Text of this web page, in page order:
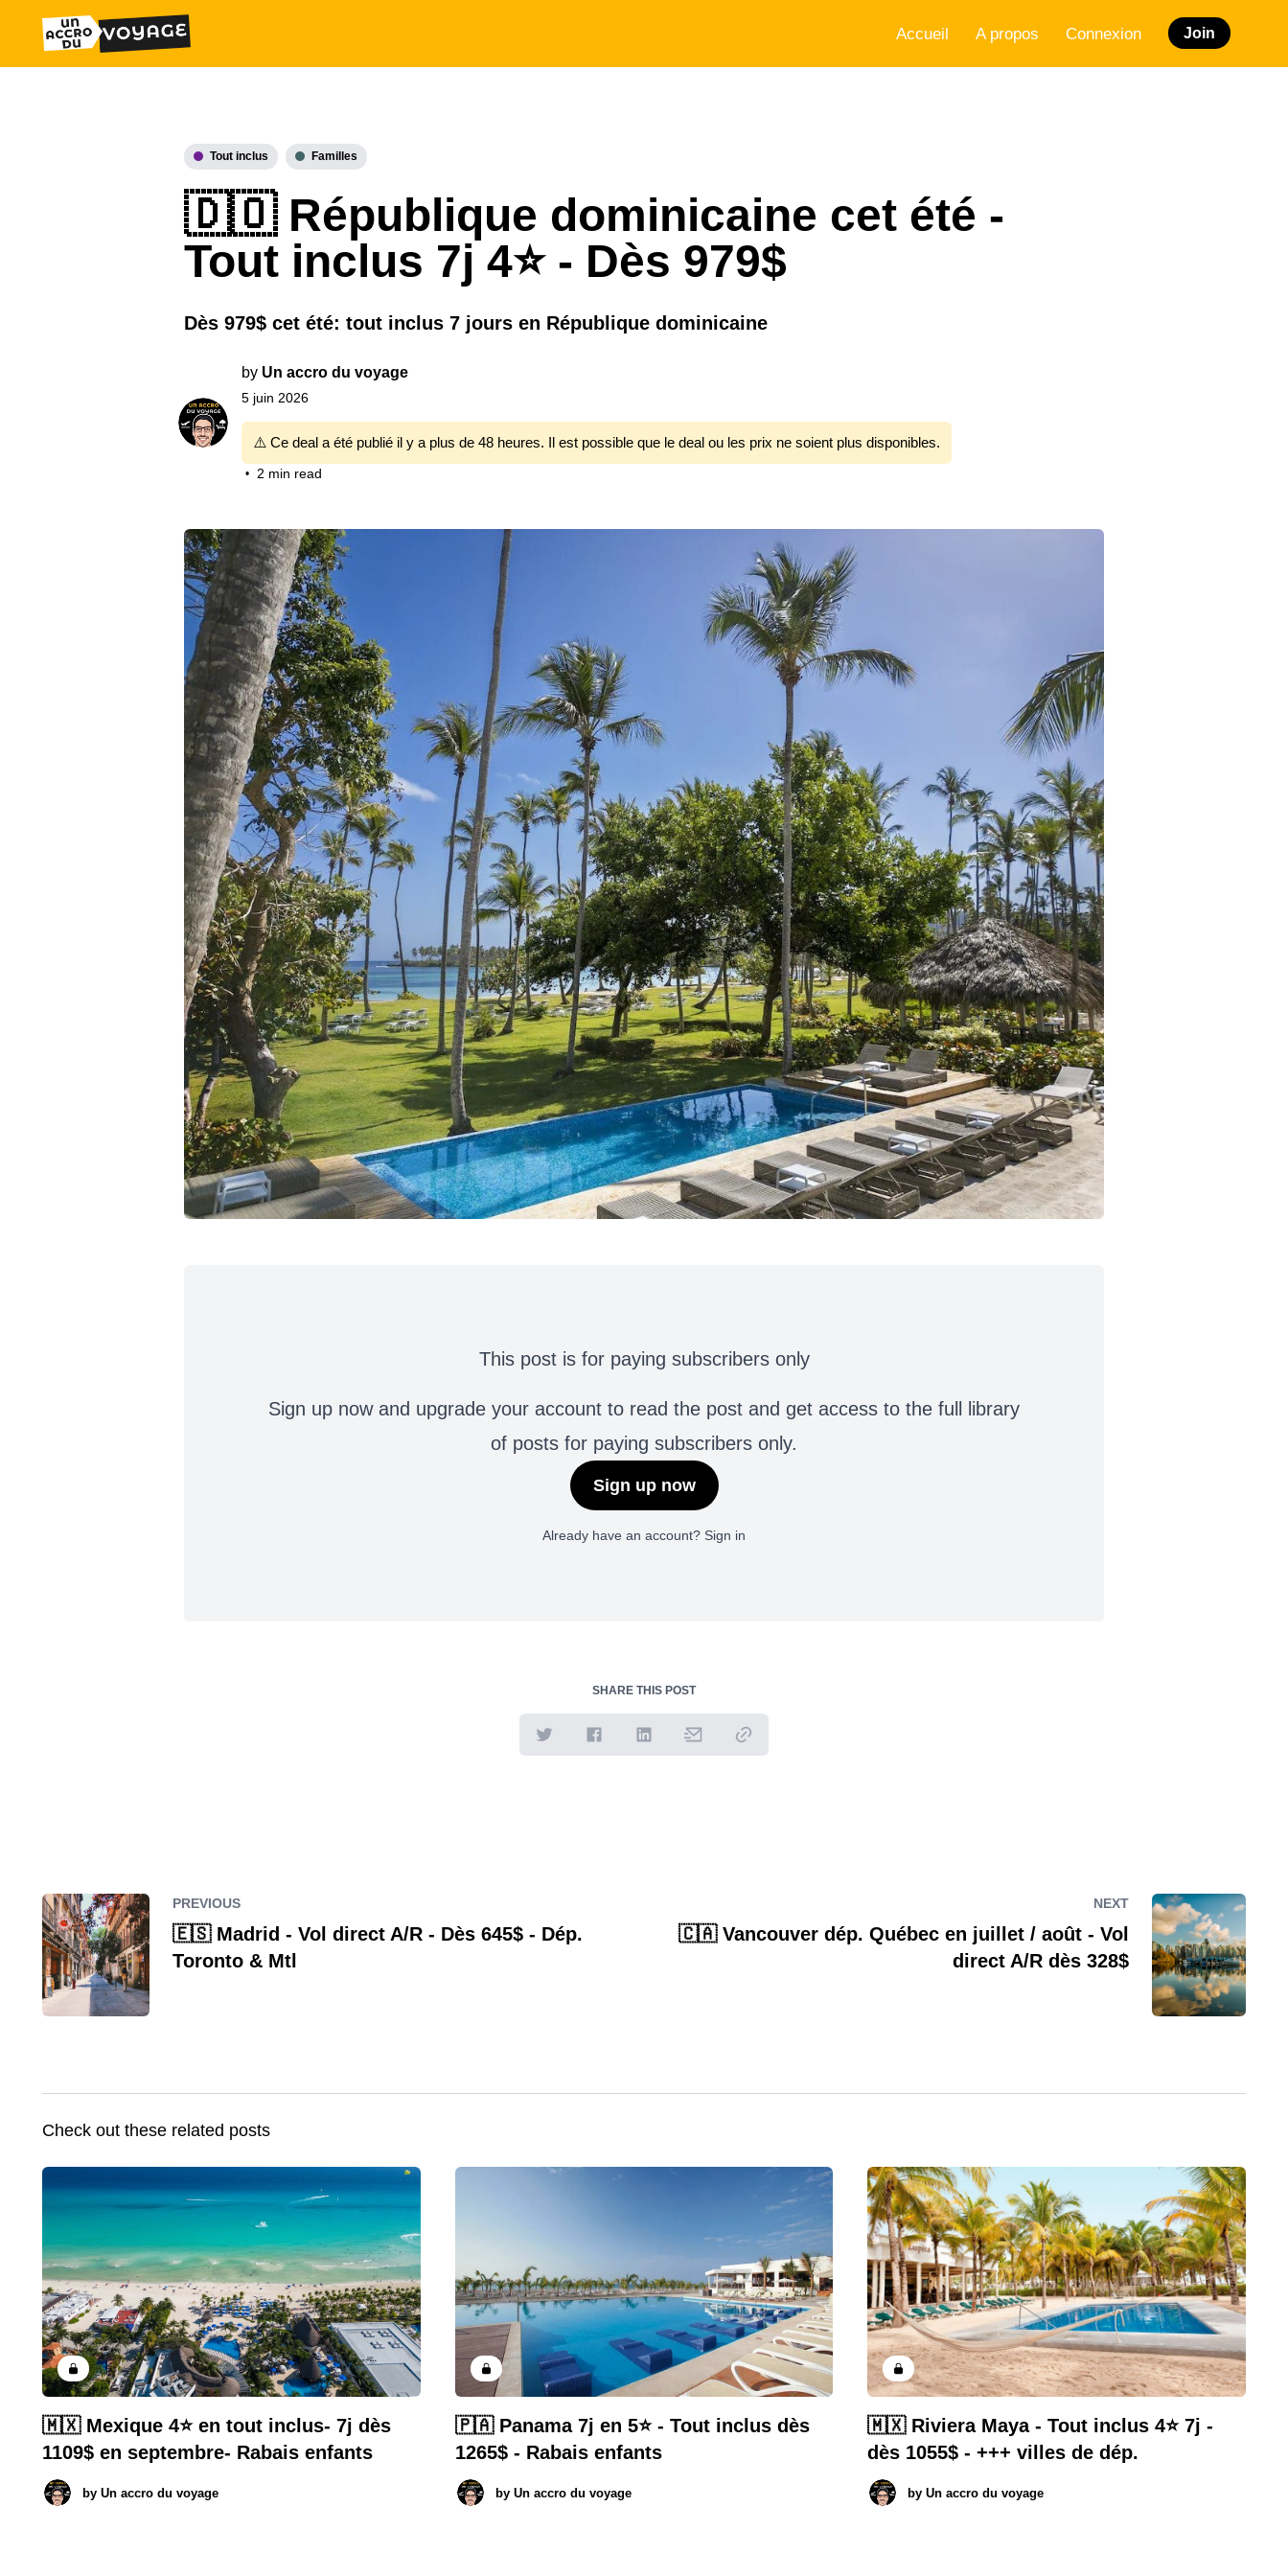
Accueil A propos Connexion Join
Tout inclus Familles
🇩🇴 République dominicaine cet été -
Tout inclus 7j 4⭐️ - Dès 979$
Dès 979$ cet été: tout inclus 7 jours en République dominicaine
by Un accro du voyage
5 juin 2026
⚠️ Ce deal a été publié il y a plus de 48 heures. Il est possible que le deal ou les prix ne soient plus disponibles.
• 2 min read
This post is for paying subscribers only
Sign up now and upgrade your account to read the post and get access to the full library
of posts for paying subscribers only.
Sign up now
Already have an account? Sign in
SHARE THIS POST
PREVIOUS
🇪🇸 Madrid - Vol direct A/R - Dès 645$ - Dép.
Toronto & Mtl
NEXT
🇨🇦 Vancouver dép. Québec en juillet / août - Vol
direct A/R dès 328$
Check out these related posts
🇲🇽 Mexique 4⭐️ en tout inclus- 7j dès
1109$ en septembre- Rabais enfants
by Un accro du voyage
🇵🇦 Panama 7j en 5⭐️ - Tout inclus dès
1265$ - Rabais enfants
by Un accro du voyage
🇲🇽 Riviera Maya - Tout inclus 4⭐️ 7j -
dès 1055$ - +++ villes de dép.
by Un accro du voyage